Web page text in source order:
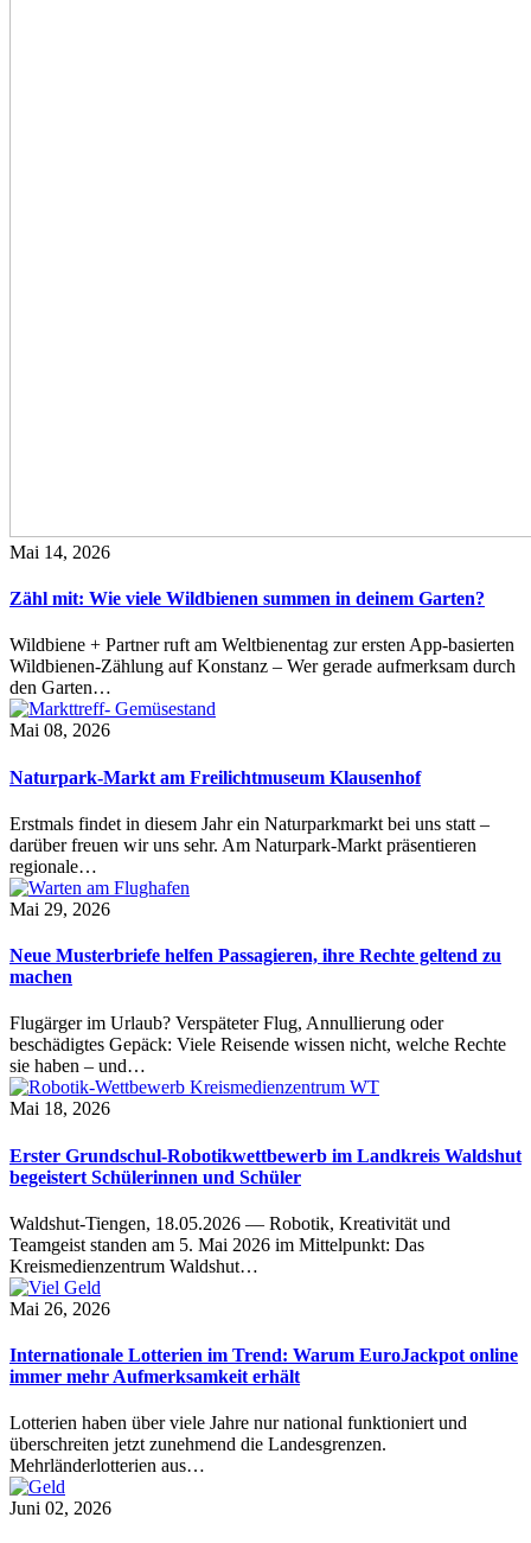
Mai 14, 2026
Zähl mit: Wie viele Wildbienen summen in deinem Garten?
Wildbiene + Partner ruft am Weltbienentag zur ersten App-basierten
Wildbienen-Zählung auf Konstanz – Wer gerade aufmerksam durch
den Garten…
Mai 08, 2026
Naturpark-Markt am Freilichtmuseum Klausenhof
Erstmals findet in diesem Jahr ein Naturparkmarkt bei uns statt –
darüber freuen wir uns sehr. Am Naturpark-Markt präsentieren
regionale…
Mai 29, 2026
Neue Musterbriefe helfen Passagieren, ihre Rechte geltend zu
machen
Flugärger im Urlaub? Verspäteter Flug, Annullierung oder
beschädigtes Gepäck: Viele Reisende wissen nicht, welche Rechte
sie haben – und…
Mai 18, 2026
Erster Grundschul-Robotikwettbewerb im Landkreis Waldshut
begeistert Schülerinnen und Schüler
Waldshut-Tiengen, 18.05.2026 — Robotik, Kreativität und
Teamgeist standen am 5. Mai 2026 im Mittelpunkt: Das
Kreismedienzentrum Waldshut…
Mai 26, 2026
Internationale Lotterien im Trend: Warum EuroJackpot online
immer mehr Aufmerksamkeit erhält
Lotterien haben über viele Jahre nur national funktioniert und
überschreiten jetzt zunehmend die Landesgrenzen.
Mehrländerlotterien aus…
Juni 02, 2026